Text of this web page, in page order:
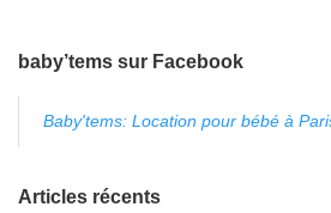
baby’tems sur Facebook
Baby'tems: Location pour bébé à
Articles récents